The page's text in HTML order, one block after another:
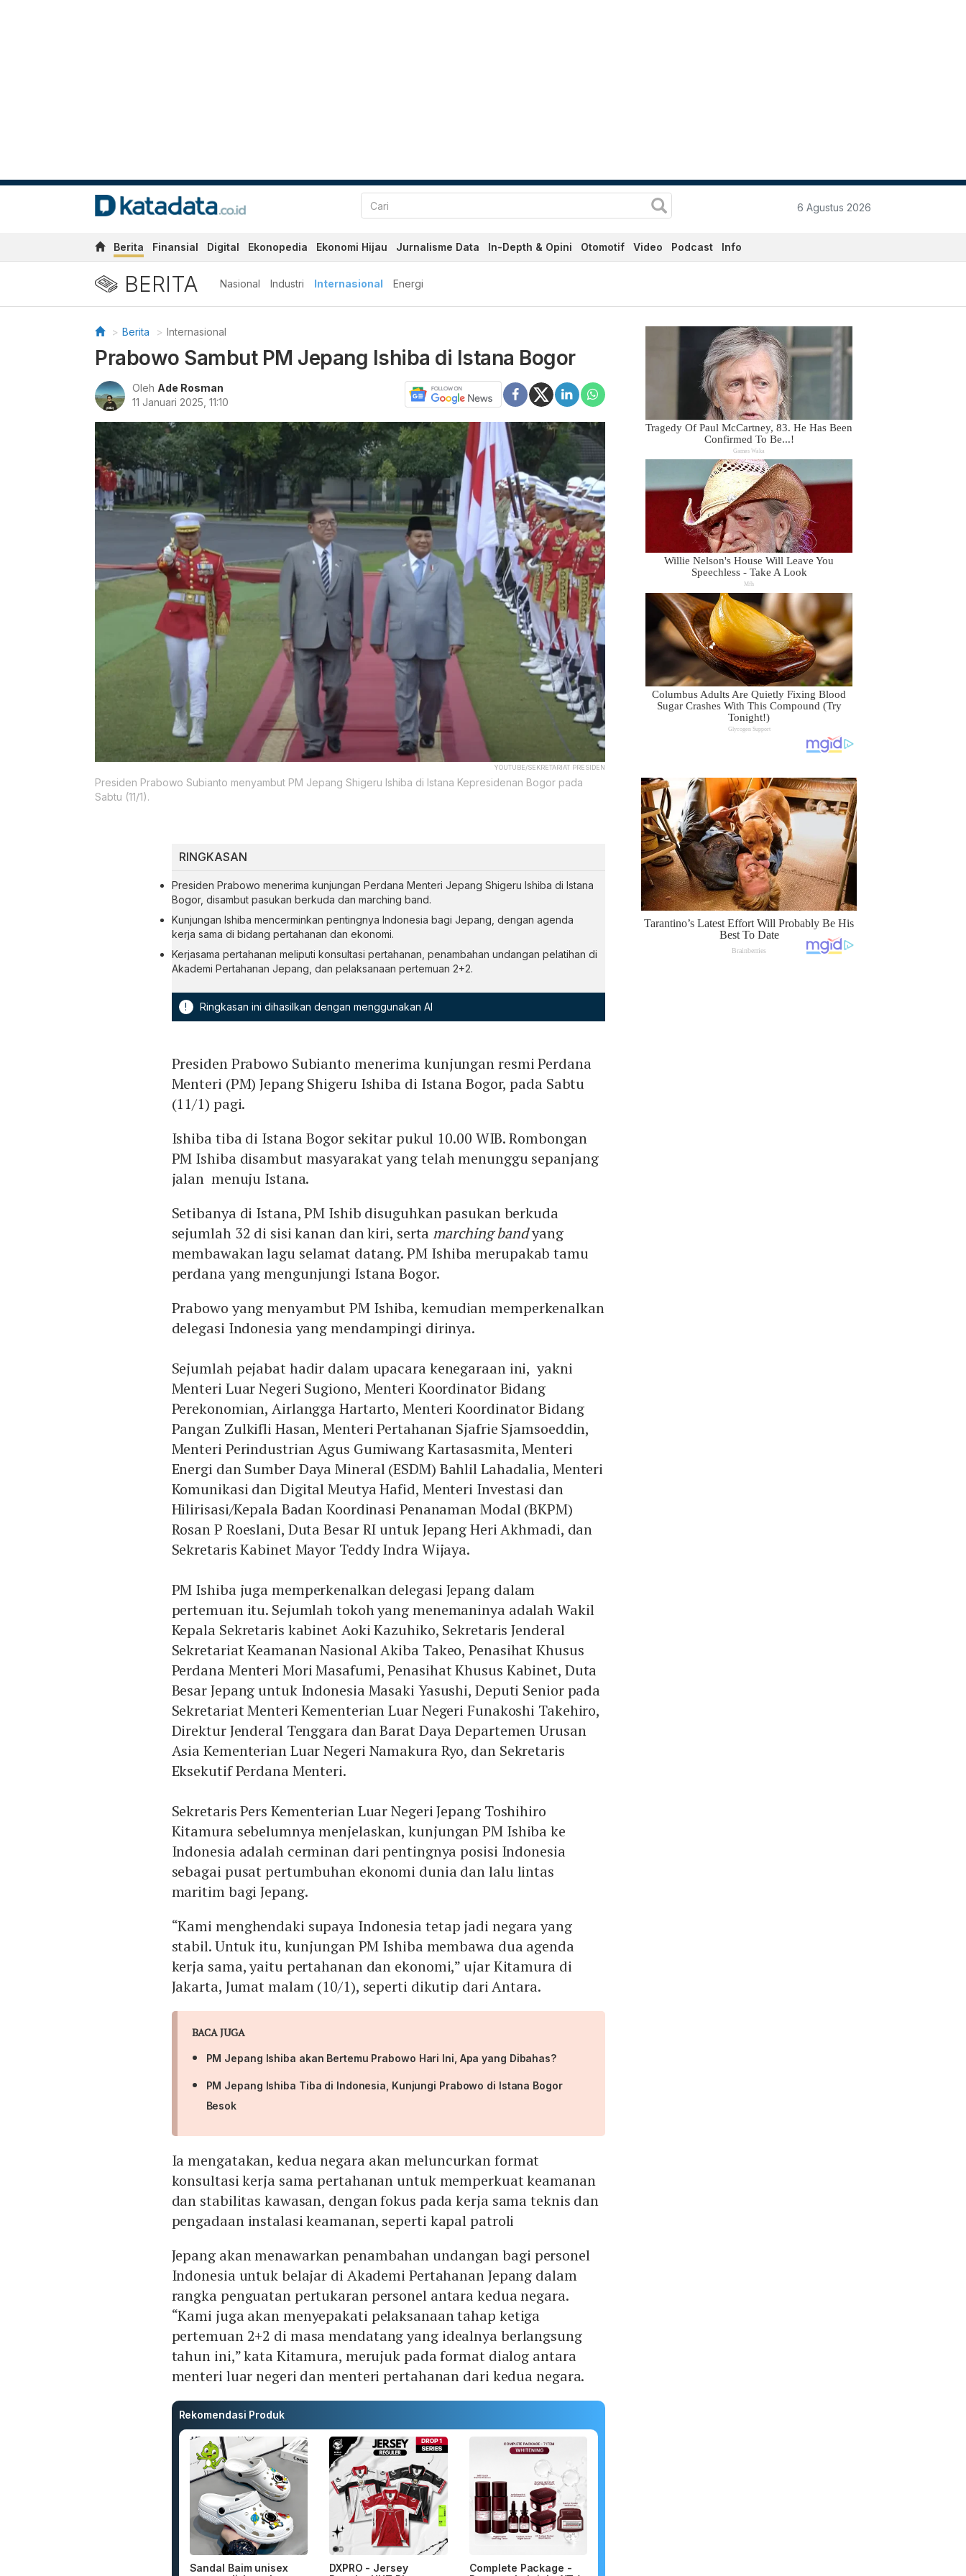
6 Agustus 2026
Berita Finansial Digital Ekonopedia Ekonomi Hijau Jurnalisme Data In-Depth & Opini Otomotif Video Podcast Info
BERITA Nasional Industri Internasional Energi
Berita Internasional
Prabowo Sambut PM Jepang Ishiba di Istana Bogor
Oleh Ade Rosman
11 Januari 2025, 11:10
YOUTUBE/SEKRETARIAT PRESIDEN
Presiden Prabowo Subianto menyambut PM Jepang Shigeru Ishiba di Istana Kepresidenan Bogor pada
Sabtu (11/1).
RINGKASAN
Presiden Prabowo menerima kunjungan Perdana Menteri Jepang Shigeru Ishiba di Istana
Bogor, disambut pasukan berkuda dan marching band.
Kunjungan Ishiba mencerminkan pentingnya Indonesia bagi Jepang, dengan agenda
kerja sama di bidang pertahanan dan ekonomi.
Kerjasama pertahanan meliputi konsultasi pertahanan, penambahan undangan pelatihan di
Akademi Pertahanan Jepang, dan pelaksanaan pertemuan 2+2.
! Ringkasan ini dihasilkan dengan menggunakan AI
Presiden Prabowo Subianto menerima kunjungan resmi Perdana
Menteri (PM) Jepang Shigeru Ishiba di Istana Bogor, pada Sabtu
(11/1) pagi.
Ishiba tiba di Istana Bogor sekitar pukul 10.00 WIB. Rombongan
PM Ishiba disambut masyarakat yang telah menunggu sepanjang
jalan menuju Istana.
Setibanya di Istana, PM Ishib disuguhkan pasukan berkuda
sejumlah 32 di sisi kanan dan kiri, sertamarching bandyang
membawakan lagu selamat datang. PM Ishiba merupakab tamu
perdana yang mengunjungi Istana Bogor.
Prabowo yang menyambut PM Ishiba, kemudian memperkenalkan
delegasi Indonesia yang mendampingi dirinya.
Sejumlah pejabat hadir dalam upacara kenegaraan ini, yakni
Menteri Luar Negeri Sugiono, Menteri Koordinator Bidang
Perekonomian, Airlangga Hartarto, Menteri Koordinator Bidang
Pangan Zulkifli Hasan, Menteri Pertahanan Sjafrie Sjamsoeddin,
Menteri Perindustrian Agus Gumiwang Kartasasmita, Menteri
Energi dan Sumber Daya Mineral (ESDM) Bahlil Lahadalia, Menteri
Komunikasi dan Digital Meutya Hafid, Menteri Investasi dan
Hilirisasi/Kepala Badan Koordinasi Penanaman Modal (BKPM)
Rosan P Roeslani, Duta Besar RI untuk Jepang Heri Akhmadi, dan
Sekretaris Kabinet Mayor Teddy Indra Wijaya.
PM Ishiba juga memperkenalkan delegasi Jepang dalam
pertemuan itu. Sejumlah tokoh yang menemaninya adalah Wakil
Kepala Sekretaris kabinet Aoki Kazuhiko, Sekretaris Jenderal
Sekretariat Keamanan Nasional Akiba Takeo, Penasihat Khusus
Perdana Menteri Mori Masafumi, Penasihat Khusus Kabinet, Duta
Besar Jepang untuk Indonesia Masaki Yasushi, Deputi Senior pada
Sekretariat Menteri Kementerian Luar Negeri Funakoshi Takehiro,
Direktur Jenderal Tenggara dan Barat Daya Departemen Urusan
Asia Kementerian Luar Negeri Namakura Ryo, dan Sekretaris
Eksekutif Perdana Menteri.
Sekretaris Pers Kementerian Luar Negeri Jepang Toshihiro
Kitamura sebelumnya menjelaskan, kunjungan PM Ishiba ke
Indonesia adalah cerminan dari pentingnya posisi Indonesia
sebagai pusat pertumbuhan ekonomi dunia dan lalu lintas
maritim bagi Jepang.
“Kami menghendaki supaya Indonesia tetap jadi negara yang
stabil. Untuk itu, kunjungan PM Ishiba membawa dua agenda
kerja sama, yaitu pertahanan dan ekonomi,” ujar Kitamura di
Jakarta, Jumat malam (10/1), seperti dikutip dari Antara.
BACA JUGA
PM Jepang Ishiba akan Bertemu Prabowo Hari Ini, Apa yang Dibahas?
PM Jepang Ishiba Tiba di Indonesia, Kunjungi Prabowo di Istana Bogor
Besok
Ia mengatakan, kedua negara akan meluncurkan format
konsultasi kerja sama pertahanan untuk memperkuat keamanan
dan stabilitas kawasan, dengan fokus pada kerja sama teknis dan
pengadaan instalasi keamanan, seperti kapal patroli
Jepang akan menawarkan penambahan undangan bagi personel
Indonesia untuk belajar di Akademi Pertahanan Jepang dalam
rangka penguatan pertukaran personel antara kedua negara.
“Kami juga akan menyepakati pelaksanaan tahap ketiga
pertemuan 2+2 di masa mendatang yang idealnya berlangsung
tahun ini,” kata Kitamura, merujuk pada format dialog antara
menteri luar negeri dan menteri pertahanan dari kedua negara.
Rekomendasi Produk
Sandal Baim unisex
DXPRO - Jersey
Complete Package -